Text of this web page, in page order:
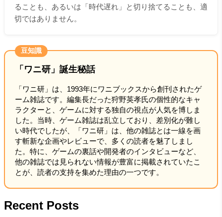
ることも、あるいは「時代遅れ」と切り捨てることも、適
切ではありません。
豆知識
「ワニ研」誕生秘話
「ワニ研」は、1993年にワニブックスから創刊されたゲ
ーム雑誌です。編集長だった狩野英孝氏の個性的なキャ
ラクターと、ゲームに対する独自の視点が人気を博しま
した。当時、ゲーム雑誌は乱立しており、差別化が難し
い時代でしたが、「ワニ研」は、他の雑誌とは一線を画
す斬新な企画やレビューで、多くの読者を魅了しまし
た。特に、ゲームの裏話や開発者のインタビューなど、
他の雑誌では見られない情報が豊富に掲載されていたこ
とが、読者の支持を集めた理由の一つです。
Recent Posts